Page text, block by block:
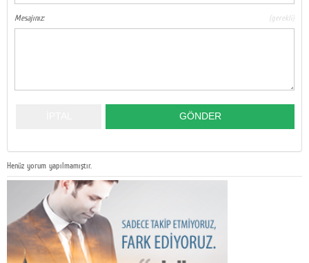
Mesajınız: (gerekli)
Henüz yorum yapılmamıştır.